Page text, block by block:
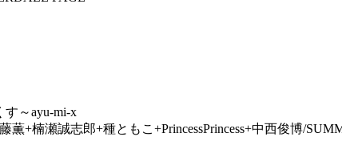
す～ayu-mi-x
薫+楠瀬誠志郎+種ともこ+PrincessPrincess+中西俊博/